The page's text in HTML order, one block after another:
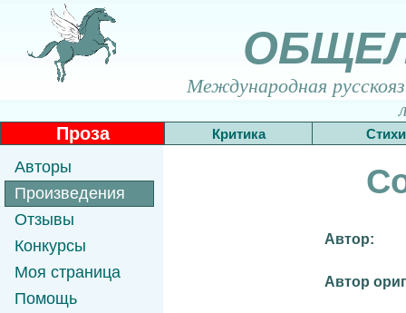
Международная
Проза Критика Стихи
Авторы
Произведения
Отзывы
Конкурсы
Моя страница
Помощь
Автор:
Автор